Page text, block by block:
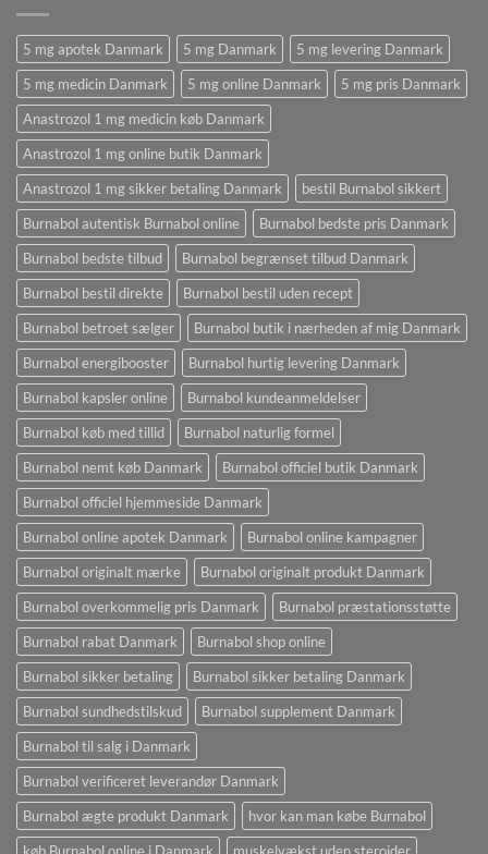
5 mg apotek Danmark 5 mg Danmark
5 mg levering Danmark
5 mg medicin Danmark
5 mg online Danmark
5 mg pris Danmark
Anastrozol 1 mg medicin køb Danmark
Anastrozol 1 mg online butik Danmark
Anastrozol 1 mg sikker betaling Danmark
bestil Burnabol sikkert
Burnabol autentisk Burnabol online
Burnabol bedste pris Danmark
Burnabol bedste tilbud
Burnabol begrænset tilbud Danmark
Burnabol bestil direkte
Burnabol bestil uden recept
Burnabol betroet sælger
Burnabol butik i nærheden af ​​mig Danmark
Burnabol energibooster
Burnabol hurtig levering Danmark
Burnabol kapsler online
Burnabol kundeanmeldelser
Burnabol køb med tillid
Burnabol naturlig formel
Burnabol nemt køb Danmark
Burnabol officiel butik Danmark
Burnabol officiel hjemmeside Danmark
Burnabol online apotek Danmark
Burnabol online kampagner
Burnabol originalt mærke
Burnabol originalt produkt Danmark
Burnabol overkommelig pris Danmark
Burnabol præstationsstøtte
Burnabol rabat Danmark
Burnabol shop online
Burnabol sikker betaling
Burnabol sikker betaling Danmark
Burnabol sundhedstilskud
Burnabol supplement Danmark
Burnabol til salg i Danmark
Burnabol verificeret leverandør Danmark
Burnabol ægte produkt Danmark
hvor kan man købe Burnabol